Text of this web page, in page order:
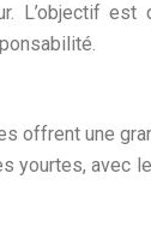
L’objectif
offrent une
avec